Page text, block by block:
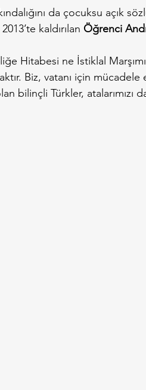
da çocuksu açık
kaldırılan Öğrenci
Hitabesi ne İstiklal
Biz, vatanı için
bilinçli Türkler, atalarımızı